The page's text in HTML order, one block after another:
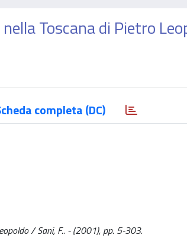
Toscana di Pietro
completa (DC)
/ Sani, F.. - (2001), pp. 5-303.